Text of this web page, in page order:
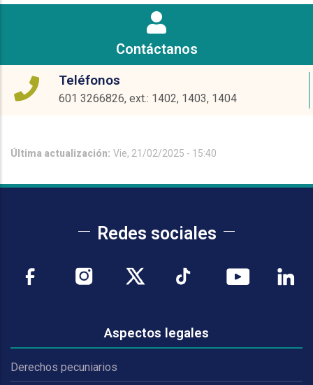
Contáctanos
Teléfonos
601 3266826, ext.: 1402, 1403, 1404
Última actualización: Vie, 21/02/2025 - 15:40
Redes sociales
Aspectos legales
Derechos pecuniarios